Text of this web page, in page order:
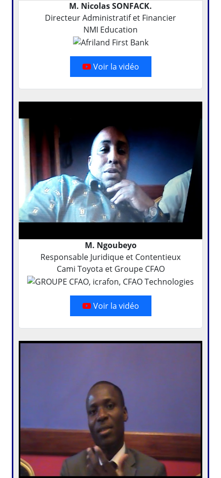
M. Nicolas SONFACK.
Directeur Administratif et Financier
NMI Education
Voir la vidéo
M. Ngoubeyo
Responsable Juridique et Contentieux
Cami Toyota et Groupe CFAO
Voir la vidéo